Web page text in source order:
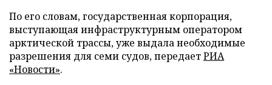
По его словам, государственная корпорация,
выступающая инфраструктурным оператором
арктической трассы, уже выдала необходимые
разрешения для семи судов, передаетРИА
«Новости».